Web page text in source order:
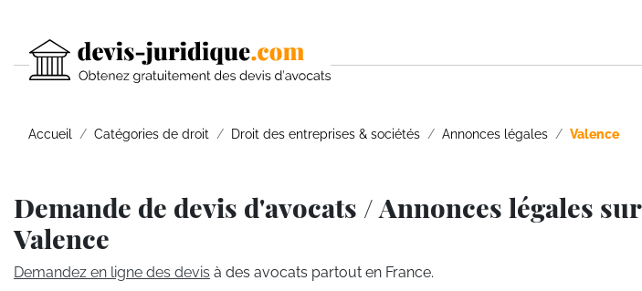
Accueil Catégories de droit Droit des entreprises & sociétés Annonces légales Valence
Demande de devis d'avocats / Annonces légales sur
Valence
Demandez en ligne des devis à des avocats partout en France.